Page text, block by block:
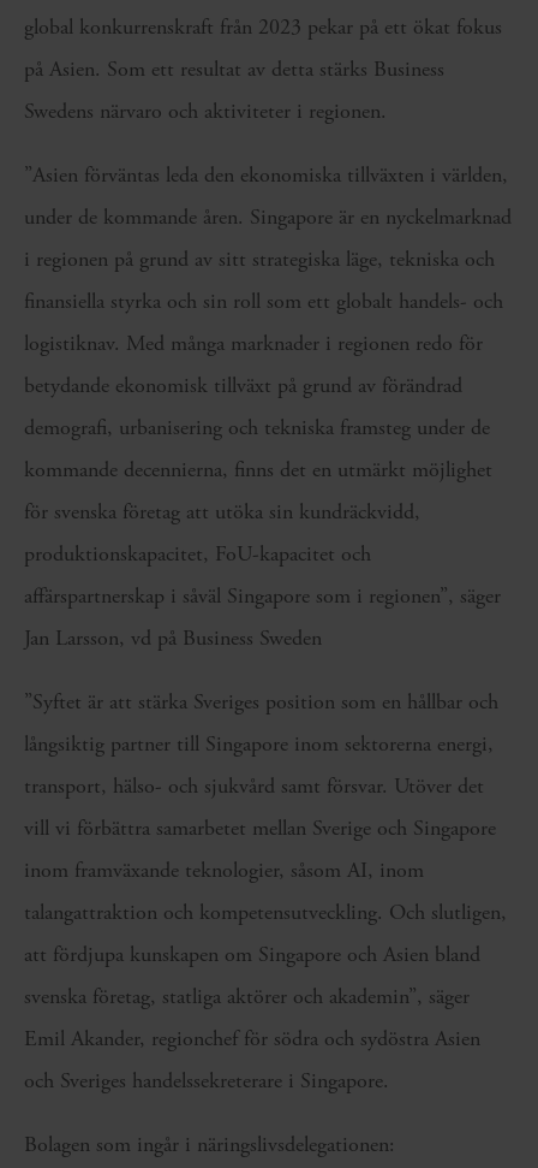
global konkurrenskraft från 2023 pekar på ett ökat fokus
på Asien. Som ett resultat av detta stärks Business
Swedens närvaro och aktiviteter i regionen.
”Asien förväntas leda den ekonomiska tillväxten i världen,
under de kommande åren. Singapore är en nyckelmarknad
i regionen på grund av sitt strategiska läge, tekniska och
finansiella styrka och sin roll som ett globalt handels- och
logistiknav. Med många marknader i regionen redo för
betydande ekonomisk tillväxt på grund av förändrad
demografi, urbanisering och tekniska framsteg under de
kommande decennierna, finns det en utmärkt möjlighet
för svenska företag att utöka sin kundräckvidd,
produktionskapacitet, FoU-kapacitet och
affärspartnerskap i såväl Singapore som i regionen”, säger
Jan Larsson, vd på Business Sweden
”Syftet är att stärka Sveriges position som en hållbar och
långsiktig partner till Singapore inom sektorerna energi,
transport, hälso- och sjukvård samt försvar. Utöver det
vill vi förbättra samarbetet mellan Sverige och Singapore
inom framväxande teknologier, såsom AI, inom
talangattraktion och kompetensutveckling. Och slutligen,
att fördjupa kunskapen om Singapore och Asien bland
svenska företag, statliga aktörer och akademin”, säger
Emil Akander, regionchef för södra och sydöstra Asien
och Sveriges handelssekreterare i Singapore.
Bolagen som ingår i näringslivsdelegationen: